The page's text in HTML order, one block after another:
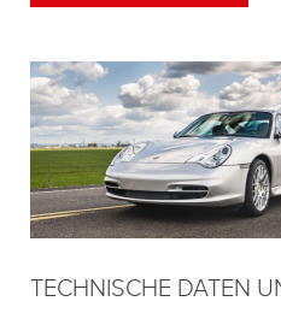
TECHNISCHE DATEN